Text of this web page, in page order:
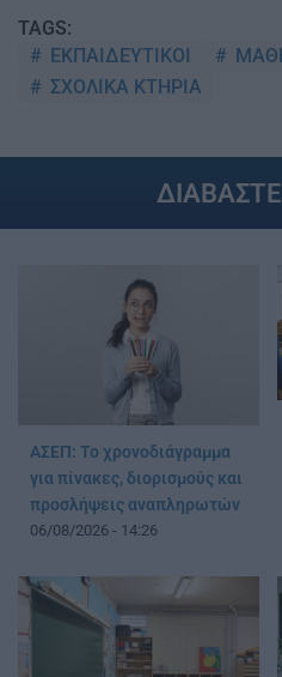
TAGS:
ΕΚΠΑΙΔΕΥΤΙΚΟΙ
ΣΧΟΛΙΚΑ ΚΤΗΡΙΑ
ΑΣΕΠ: Το χρονοδιάγραμμα
για πίνακες, διορισμούς και
προσλήψεις αναπληρωτών
06/08/2026 - 14:26